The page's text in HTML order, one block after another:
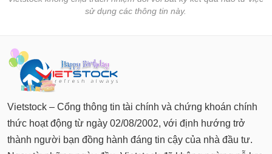
sử dụng các thông tin này.
Vietstock – Cổng thông tin tài chính và chứng khoán chính
thức hoạt động từ ngày 02/08/2002, với định hướng trở
thành người bạn đồng hành đáng tin cậy của nhà đầu tư.